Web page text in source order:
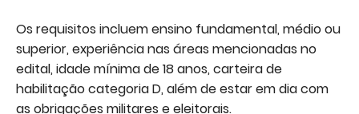
Os requisitos incluem ensino fundamental, médio ou
superior, experiência nas áreas mencionadas no
edital, idade mínima de 18 anos, carteira de
habilitação categoria D, além de estar em dia com
as obrigações militares e eleitorais.